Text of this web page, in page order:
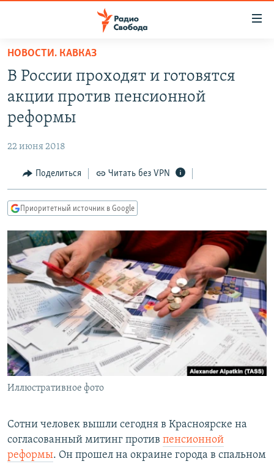
упрощенного
доступа
основному
Вернутся
Вернутся
поиску
АВТОРСКИЕ ПРОЕКТЫ
МНЕНИЯ
КУЛЬТУРА
КАВКАЗ.РЕАЛИИ
СЕВЕР.РЕАЛИИ
СИБИРЬ.РЕАЛИИ
РАСПИСАНИЕ ВЕЩАНИЯ
ПОДПИШИТЕСЬ НА РАССЫЛКУ
СОЦИАЛЬНЫЕ СЕТИ
Все сайты РСЕ/РС
НОВОСТИ. КАВКАЗ
В России проходят и готовятся
акции против пенсионной
реформы
22 июня 2018
Поделиться Читать без VPN
Приоритетный источник в Google
Иллюстративное фото
Сотни человек вышли сегодня в Красноярске на
согласованный митинг против пенсионной
реформы. Он прошел на окраине города в спальном